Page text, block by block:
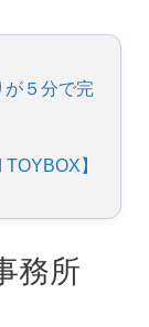
が５分で完
】
務所